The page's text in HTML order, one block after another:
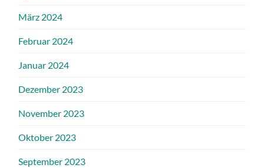
März 2024
Februar 2024
Januar 2024
Dezember 2023
November 2023
Oktober 2023
September 2023